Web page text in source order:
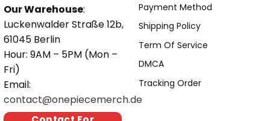
Our Warehouse:
Luckenwalder Straße 12b,
61045 Berlin
Hour: 9AM – 5PM (Mon –
Fri)
Email:
contact@onepiecemerch.de
Payment Method
Shipping Policy
Term Of Service
DMCA
Tracking Order